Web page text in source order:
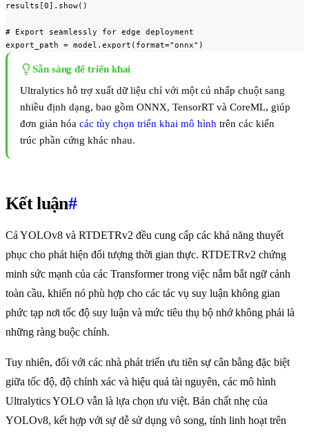
results[0].show()
# Export seamlessly for edge deployment
export_path = model.export(format="onnx")
Sẵn sàng để triển khai
Ultralytics hỗ trợ xuất dữ liệu chỉ với một cú nhấp chuột sang
nhiều định dạng, bao gồm ONNX, TensorRT và CoreML, giúp
đơn giản hóa các tùy chọn triển khai mô hình trên các kiến
trúc phần cứng khác nhau.
Kết luận#
Cả YOLOv8 và RTDETRv2 đều cung cấp các khả năng thuyết
phục cho phát hiện đối tượng thời gian thực. RTDETRv2 chứng
minh sức mạnh của các Transformer trong việc nắm bắt ngữ cảnh
toàn cầu, khiến nó phù hợp cho các tác vụ suy luận không gian
phức tạp nơi tốc độ suy luận và mức tiêu thụ bộ nhớ không phải là
những ràng buộc chính.
Tuy nhiên, đối với các nhà phát triển ưu tiên sự cân bằng đặc biệt
giữa tốc độ, độ chính xác và hiệu quả tài nguyên, các mô hình
Ultralytics YOLO vẫn là lựa chọn ưu việt. Bản chất nhẹ của
YOLOv8, kết hợp với sự dễ sử dụng vô song, tính linh hoạt trên